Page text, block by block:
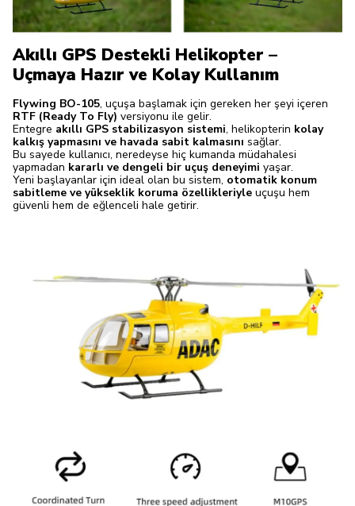
Akıllı GPS Destekli Helikopter –
Uçmaya Hazır ve Kolay Kullanım
Flywing BO-105, uçuşa başlamak için gereken her şeyi içeren
RTF (Ready To Fly) versiyonu ile gelir.
Entegre akıllı GPS stabilizasyon sistemi, helikopterin kolay
kalkış yapmasını ve havada sabit kalmasını sağlar.
Bu sayede kullanıcı, neredeyse hiç kumanda müdahalesi
yapmadan kararlı ve dengeli bir uçuş deneyimi yaşar.
Yeni başlayanlar için ideal olan bu sistem, otomatik konum
sabitleme ve yükseklik koruma özellikleriyle uçuşu hem
güvenli hem de eğlenceli hale getirir.